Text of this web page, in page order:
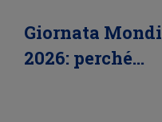
Giornata
2026: perché…